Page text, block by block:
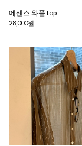
에센스 와플 top
28,000원